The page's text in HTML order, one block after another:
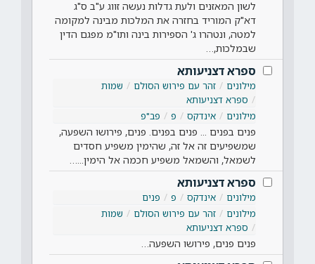
לשון המאזנים ולעת גדלות נעשה זווג ע"ב ס"ג
דא"ק המוריד בחזרה את המלכות מבינה למקומה
למטה, ונטהרו ג' הספירות בינה ותו"מ מפגם הדין
שבמלכות,…
ספרא דצניעותא
מילונים זהר עם פירוש הסולם
שמות
ספרא דצניעותא
מילונים
אינדקס פ פב"פ
פנים בפנים ... פנים בפנים. פנים, פירושו השפעה,
שמשפיעים זה אל זה, שהימין משפיע חסדים
לשמאל, והשמאל משפיע חכמה אל הימין...…
ספרא דצניעותא
מילונים אינדקס פ
פנים
מילונים
זהר עם פירוש הסולם
שמות
ספרא דצניעותא
פנים פנים, פירושו השפעה…